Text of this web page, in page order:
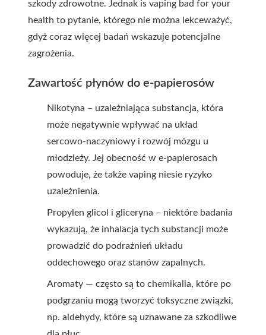
szkody zdrowotne. Jednak is vaping bad for your
health to pytanie, którego nie można lekceważyć,
gdyż coraz więcej badań wskazuje potencjalne
zagrożenia.
Zawartość płynów do e-papierosów
Nikotyna – uzależniająca substancja, która
może negatywnie wpływać na układ
sercowo-naczyniowy i rozwój mózgu u
młodzieży. Jej obecność w e-papierosach
powoduje, że także vaping niesie ryzyko
uzależnienia.
Propylen glicol i gliceryna – niektóre badania
wykazują, że inhalacja tych substancji może
prowadzić do podrażnień układu
oddechowego oraz stanów zapalnych.
Aromaty — często są to chemikalia, które po
podgrzaniu mogą tworzyć toksyczne związki,
np. aldehydy, które są uznawane za szkodliwe